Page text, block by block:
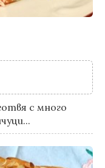
с много